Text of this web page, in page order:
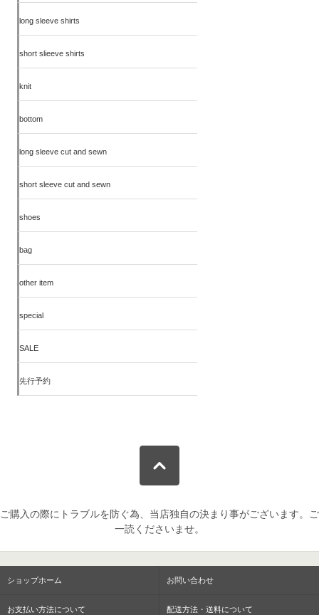
long sleeve shirts
short slieeve shirts
knit
bottom
long sleeve cut and sewn
short sleeve cut and sewn
shoes
bag
other item
special
SALE
先行予約
ご購入の際にトラブルを防ぐ為、当店独自の決まり事がございます。ご
一読くださいませ。
ショップホーム お問い合わせ
お支払い方法について 配送方法・送料について